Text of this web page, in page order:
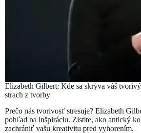
Elizabeth Gilbert: Kde sa skrýva váš
strach z tvorby
Prečo nás tvorivosť stresuje? Elizabeth
pohľad na inšpiráciu. Zistite, ako antický
zachrániť vašu kreativitu pred vyhorením.